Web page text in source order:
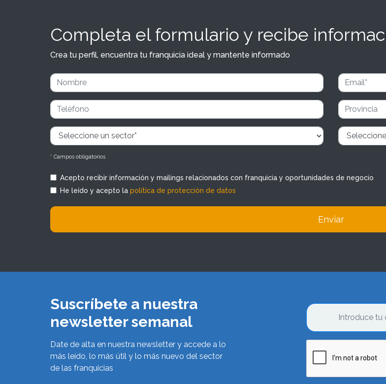
Completa el formulario y recibe
Crea tu perfil, encuentra tu franquicia ideal y mantente informado
* Campos obligatorios
Acepto recibir información y mailings relacionados con franquicia y oportunidades de negocio
He leído y acepto la política de protección de datos
Enviar
Suscríbete a nuestra
newsletter semanal
Date de alta en nuestra newsletter y accede a lo
más leído, lo más útil y lo más nuevo del sector
de las franquicias